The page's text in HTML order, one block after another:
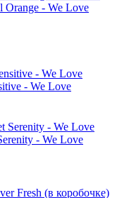
Orange - We Love
- We Love
- We Love